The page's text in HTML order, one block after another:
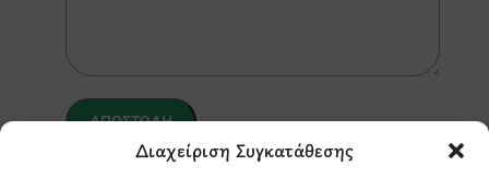
Διαχείριση Συγκατάθεσης